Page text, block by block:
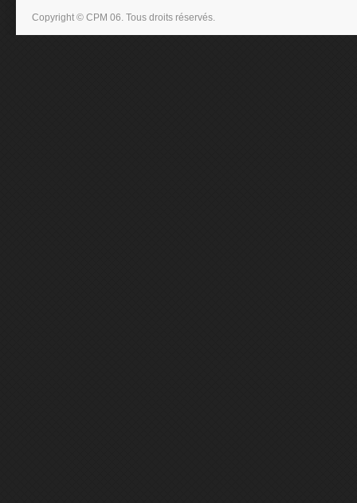
Copyright © CPM 06. Tous droits réservés.